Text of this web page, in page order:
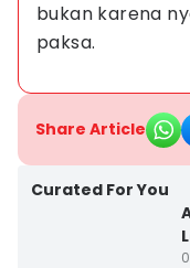
bukan karena
paksa.
Share Article
Curated For You